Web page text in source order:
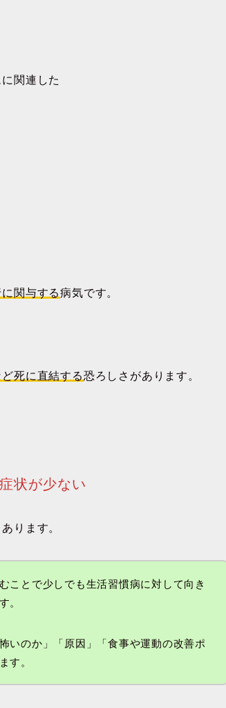
関連した
関与する病気です。
死に直結する恐ろしさがあります。
状が少ない
ります。
ことで少しでも生活習慣病に対して向き
。
いのか」「原因」「食事や運動の改善ポ
す。